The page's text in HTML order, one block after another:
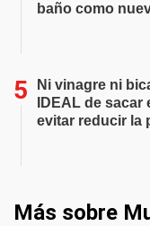
baño como
Ni vinagre ni
IDEAL de
evitar reducir la
Más sobre